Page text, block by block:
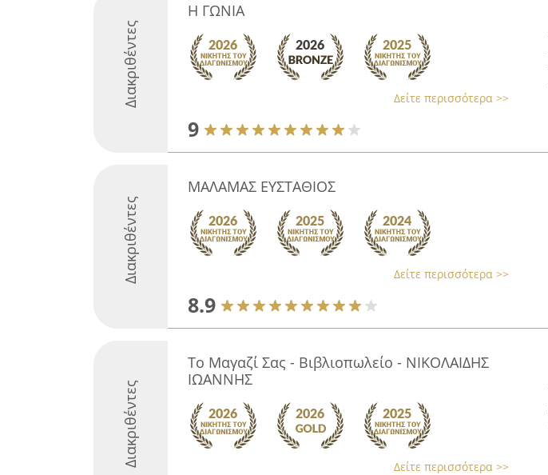
Διακριθέντες
Η ΓΩΝΙΑ
Δείτε περισσότερα >>
9
Διακριθέντες
ΜΑΛΑΜΑΣ ΕΥΣΤΑΘΙΟΣ
Δείτε περισσότερα >>
8.9
Διακριθέντες
Το Μαγαζί Σας - Βιβλιοπωλείο - ΝΙΚΟΛΑΙΔΗΣ
ΙΩΑΝΝΗΣ
Δείτε περισσότερα >>